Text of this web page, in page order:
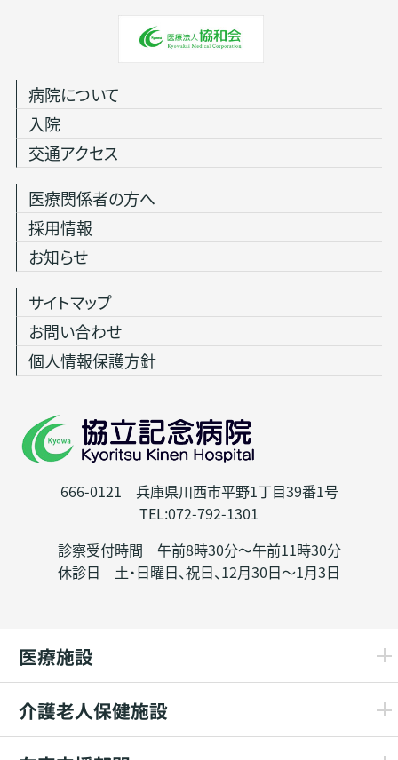
666-0121 兵庫県川西市平野1丁目39番1号
TEL:072-792-1301
診察受付時間 午前8時30分～午前11時30分
休診日 土・日曜日、祝日、12月30日～1月3日
病院について
入院
交通アクセス
医療関係者の方へ
採用情報
お知らせ
サイトマップ
お問い合わせ
個人情報保護方針
医療施設
介護老人保健施設